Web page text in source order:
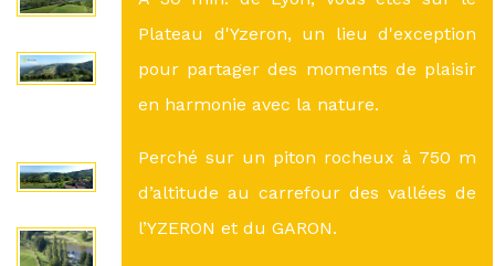
Plateau d'Yzeron, un lieu d'exception
pour partager des moments de plaisir
en harmonie avec la nature.
Perché sur un piton rocheux à 750 m
d’altitude au carrefour des vallées de
l’YZERON et du GARON.